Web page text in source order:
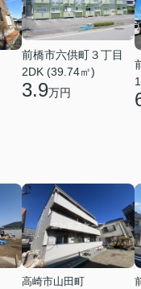
前橋市六供町３丁目
2DK (39.74㎡)
3.9万円
高崎市山田町